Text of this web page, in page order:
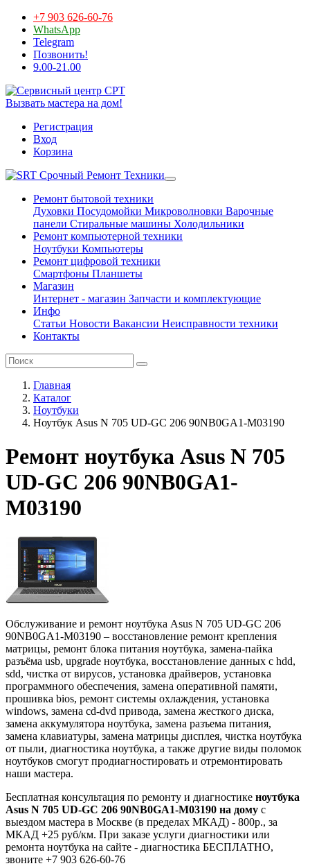
+7 903 626-60-76
WhatsApp
Telegram
Позвонить!
9.00-21.00
Вызвать мастера на дом!
Регистрация
Вход
Корзина
Срочный Ремонт Техники
Ремонт бытовой техники
Духовки Посудомойки Микроволновки Варочные
панели Стиральные машины Холодильники
Ремонт компьютерной техники
Ноутбуки Компьютеры
Ремонт цифровой техники
Смартфоны Планшеты
Магазин
Интернет - магазин Запчасти и комплектующие
Инфо
Статьи Новости Вакансии Неисправности техники
Контакты
Главная
Каталог
Ноутбуки
Ноутбук Asus N 705 UD-GC 206 90NB0GA1-M03190
Ремонт ноутбука Asus N 705
UD-GC 206 90NB0GA1-
M03190
Обслуживание и ремонт ноутбука Asus N 705 UD-GC 206
90NB0GA1-M03190 – восстановление ремонт крепления
матрицы, ремонт блока питания ноутбука, замена-пайка
разъёма usb, upgrade ноутбука, восстановление данных с hdd,
sdd, чистка от вирусов, установка драйверов, установка
программного обеспечения, замена оперативной памяти,
прошивка bios, ремонт системы охлаждения, установка
windows, замена cd-dvd привода, замена жесткого диска,
замена аккумулятора ноутбука, замена разъема питания,
замена клавиатуры, замена матрицы дисплея, чистка ноутбука
от пыли, диагностика ноутбука, а также другие виды поломок
ноутбуков смогут продиагностировать и отремонтировать
наши мастера.
Бесплатная консультация по ремонту и диагностике ноутбука
Asus N 705 UD-GC 206 90NB0GA1-M03190 на дому с
выездом мастера в Москве (в пределах МКАД) - 800р., за
МКАД +25 руб/км. При заказе услуги диагностики или
ремонта ноутбука на сайте - диагностика БЕСПЛАТНО,
звоните +7 903 626-60-76